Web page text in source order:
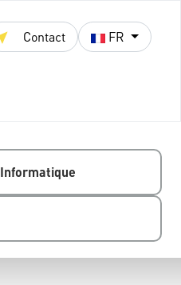
Contact FR
Informatique